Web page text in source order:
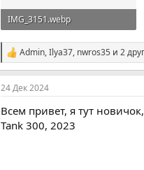
IMG_3151.webp
226,6 KB · Просмотры: 72
С
и
м
п
т
и
Admin,Ilya37, nwros35 и 2
24 Дек 2024
Всем привет, я тут
Tank 300, 2023